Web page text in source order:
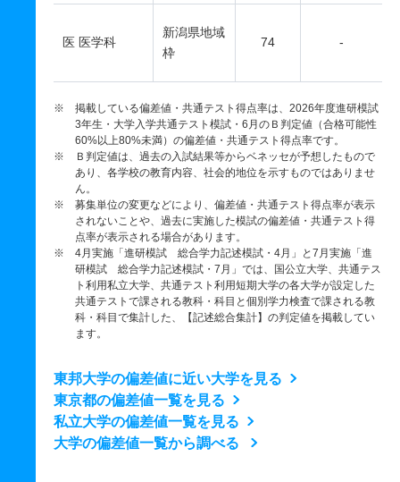
医 医学科
新潟県地域
枠
74 -
※ 掲載している偏差値・共通テスト得点率は、2026年度進研模試
3年生・大学入学共通テスト模試・6月のＢ判定値（合格可能性
60%以上80%未満）の偏差値・共通テスト得点率です。
※ Ｂ判定値は、過去の入試結果等からベネッセが予想したもので
あり、各学校の教育内容、社会的地位を示すものではありませ
ん。
※ 募集単位の変更などにより、偏差値・共通テスト得点率が表示
されないことや、過去に実施した模試の偏差値・共通テスト得
点率が表示される場合があります。
※ 4月実施「進研模試 総合学力記述模試・4月」と7月実施「進
研模試 総合学力記述模試・7月」では、国公立大学、共通テス
ト利用私立大学、共通テスト利用短期大学の各大学が設定した
共通テストで課される教科・科目と個別学力検査で課される教
科・科目で集計した、【記述総合集計】の判定値を掲載してい
ます。
東邦大学の偏差値に近い大学を見る
東京都の偏差値一覧を見る
私立大学の偏差値一覧を見る
大学の偏差値一覧から調べる